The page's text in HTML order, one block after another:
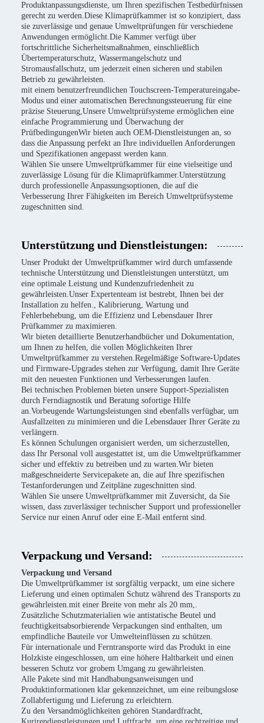
Produktanpassungsdienste, um Ihren spezifischen Testbedürfnissen
gerecht zu werden.Diese Klimaprüfkammer ist so konzipiert, dass
sie zuverlässige und genaue Umweltprüfungen für verschiedene
Anwendungen ermöglicht.Die Kammer verfügt über
fortschrittliche Sicherheitsmaßnahmen, einschließlich
Übertemperaturschutz, Wassermangelschutz und
Stromausfallschutz, um jederzeit einen sicheren und stabilen
Betrieb zu gewährleisten.
mit einem benutzerfreundlichen Touchscreen-Temperatureingabe-
Modus und einer automatischen Berechnungssteuerung für eine
präzise Steuerung,Unsere Umweltprüfsysteme ermöglichen eine
einfache Programmierung und Überwachung der
PrüfbedingungenWir bieten auch OEM-Dienstleistungen an, so
dass die Anpassung perfekt an Ihre individuellen Anforderungen
und Spezifikationen angepasst werden kann.
Wählen Sie unsere Umweltprüfkammer für eine vielseitige und
zuverlässige Lösung für die Klimaprüfkammer.Unterstützung
durch professionelle Anpassungsoptionen, die auf die
Verbesserung Ihrer Fähigkeiten im Bereich Umweltprüfsysteme
zugeschnitten sind.
Unterstützung und Dienstleistungen:
Unser Produkt der Umweltprüfkammer wird durch umfassende
technische Unterstützung und Dienstleistungen unterstützt, um
eine optimale Leistung und Kundenzufriedenheit zu
gewährleisten.Unser Expertenteam ist bestrebt, Ihnen bei der
Installation zu helfen., Kalibrierung, Wartung und
Fehlerbehebung, um die Effizienz und Lebensdauer Ihrer
Prüfkammer zu maximieren.
Wir bieten detaillierte Benutzerhandbücher und Dokumentation,
um Ihnen zu helfen, die vollen Möglichkeiten Ihrer
Umweltprüfkammer zu verstehen.Regelmäßige Software-Updates
und Firmware-Upgrades stehen zur Verfügung, damit Ihre Geräte
mit den neuesten Funktionen und Verbesserungen laufen.
Bei technischen Problemen bieten unsere Support-Spezialisten
durch Ferndiagnostik und Beratung sofortige Hilfe
an.Vorbeugende Wartungsleistungen sind ebenfalls verfügbar, um
Ausfallzeiten zu minimieren und die Lebensdauer Ihrer Geräte zu
verlängern.
Es können Schulungen organisiert werden, um sicherzustellen,
dass Ihr Personal voll ausgestattet ist, um die Umweltprüfkammer
sicher und effektiv zu betreiben und zu warten.Wir bieten
maßgeschneiderte Servicepakete an, die auf Ihre spezifischen
Testanforderungen und Zeitpläne zugeschnitten sind.
Wählen Sie unsere Umweltprüfkammer mit Zuversicht, da Sie
wissen, dass zuverlässiger technischer Support und professioneller
Service nur einen Anruf oder eine E-Mail entfernt sind.
Verpackung und Versand:
Verpackung und Versand
Die Umweltprüfkammer ist sorgfältig verpackt, um eine sichere
Lieferung und einen optimalen Schutz während des Transports zu
gewährleisten.mit einer Breite von mehr als 20 mm,.
Zusätzliche Schutzmaterialien wie antistatische Beutel und
feuchtigkeitsabsorbierende Verpackungen sind enthalten, um
empfindliche Bauteile vor Umwelteinflüssen zu schützen.
Für internationale und Ferntransporte wird das Produkt in eine
Holzkiste eingeschlossen, um eine höhere Haltbarkeit und einen
besseren Schutz vor grobem Umgang zu gewährleisten.
Alle Pakete sind mit Handhabungsanweisungen und
Produktinformationen klar gekennzeichnet, um eine reibungslose
Zollabfertigung und Lieferung zu erleichtern.
Zu den Versandmöglichkeiten gehören Standardfracht,